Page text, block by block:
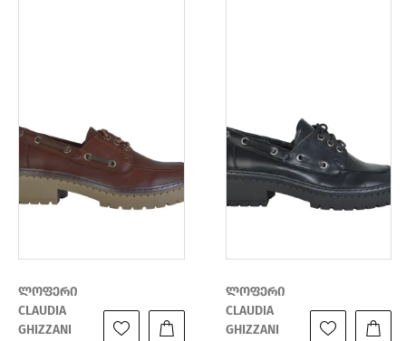
ლოფერი
CLAUDIA
GHIZZANI
ლოფერი
CLAUDIA
GHIZZANI